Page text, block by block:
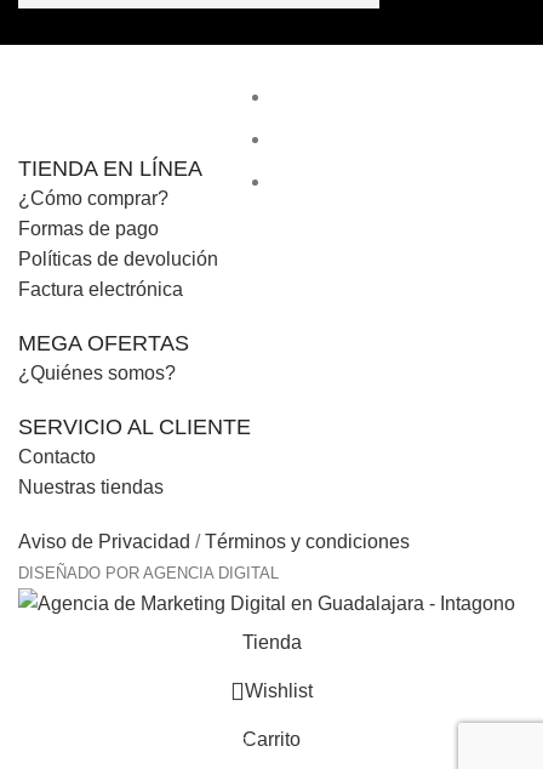
TIENDA EN LÍNEA
¿Cómo comprar?
Formas de pago
Políticas de devolución
Factura electrónica
MEGA OFERTAS
¿Quiénes somos?
SERVICIO AL CLIENTE
Contacto
Nuestras tiendas
Aviso de Privacidad /Términos y condiciones
DISEÑADO POR AGENCIA DIGITAL
Tienda
Wishlist
0Carrito